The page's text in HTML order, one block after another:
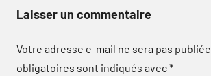
Laisser un commentaire
Votre adresse e-mail ne sera pas publiée.
obligatoires sont indiqués avec*